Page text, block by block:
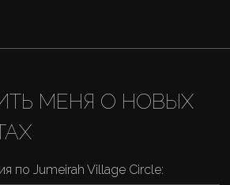
МЕНЯ О НОВЫХ
по Jumeirah Village Circle: